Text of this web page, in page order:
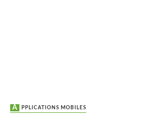
APPLICATIONS MOBILES